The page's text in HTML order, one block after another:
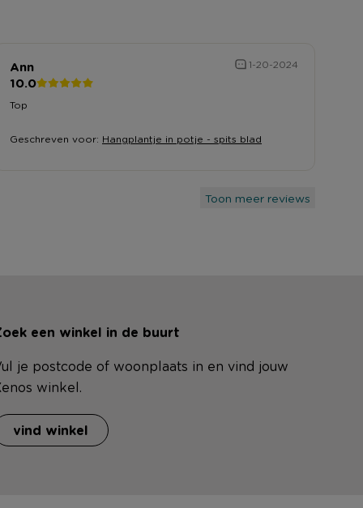
Ann 1-20-2024
10.0
Top
Geschreven voor: Hangplantje in potje - spits blad
Toon meer reviews
een winkel in de buurt
je postcode of woonplaats in en vind jouw
winkel.
vind winkel